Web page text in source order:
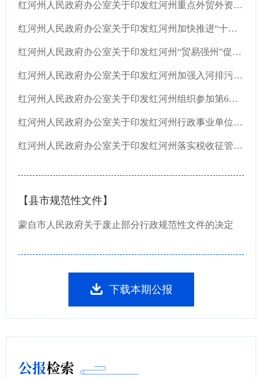
红河州人民政府办公室关于印发红河州重点外贸外资“白名单”企业通关服务保障工作流程的通知
红河州人民政府办公室关于印发红河州加快推进“十四五”农业农村现代化发展实施方案的通知
红河州人民政府办公室关于印发红河州“贸易强州”促进外贸增长若干措施的通知
红河州人民政府办公室关于印发红河州加强入河排污口监督管理工作实施方案的通知
红河州人民政府办公室关于印发红河州组织参加第6届中国—南亚博览会暨第26届中国昆明进出口商...
红河州人民政府办公室关于印发红河州行政事业单位国有资产管理办法的通知
红河州人民政府办公室关于印发红河州落实税收征管保障工作实施方案的通知
【县市规范性文件】
蒙自市人民政府关于废止部分行政规范性文件的决定
下载本期公报
公报检索